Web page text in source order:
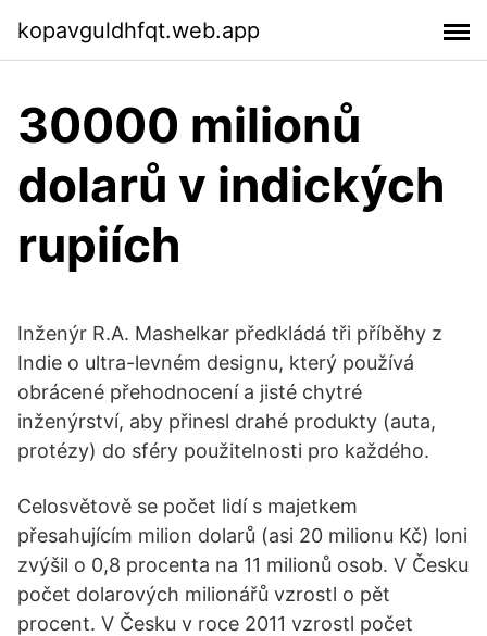
kopavguldhfqt.web.app
30000 milionů
dolarů v indických
rupiích
Inženýr R.A. Mashelkar předkládá tři příběhy z
Indie o ultra-levném designu, který používá
obrácené přehodnocení a jisté chytré
inženýrství, aby přinesl drahé produkty (auta,
protézy) do sféry použitelnosti pro každého.
Celosvětově se počet lidí s majetkem
přesahujícím milion dolarů (asi 20 milionu Kč) loni
zvýšil o 0,8 procenta na 11 milionů osob. V Česku
počet dolarových milionářů vzrostl o pět
procent. V Česku v roce 2011 vzrostl počet